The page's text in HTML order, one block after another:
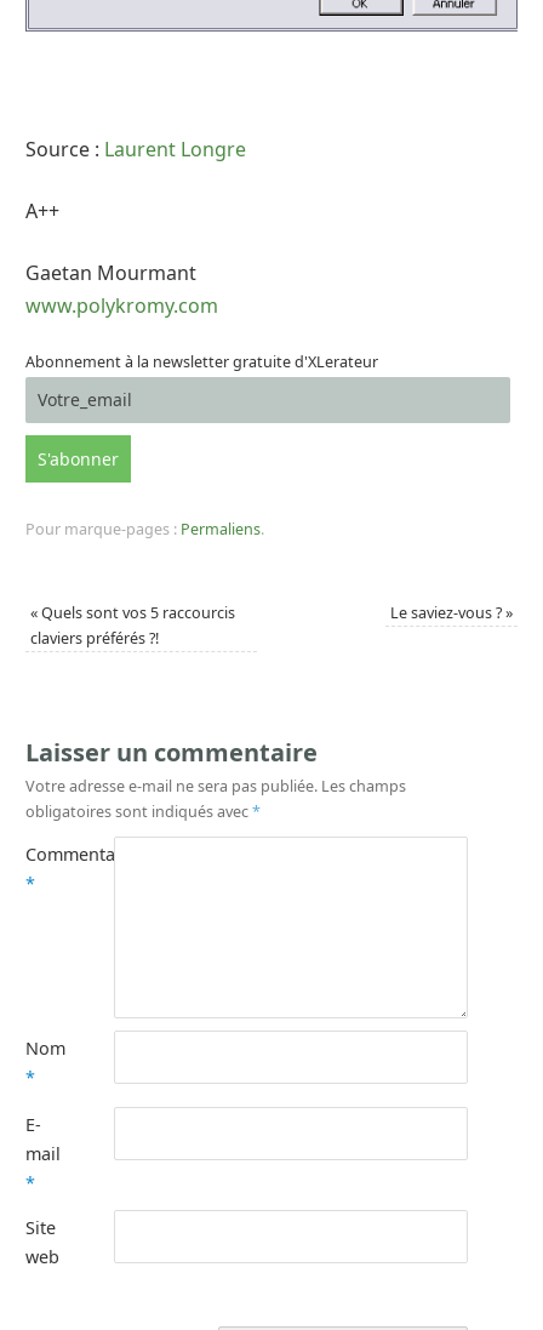
Source : Laurent Longre
A++
Gaetan Mourmant
www.polykromy.com
Abonnement à la newsletter gratuite d'XLerateur
Pour marque-pages : Permaliens.
«Quels sont vos 5 raccourcis
claviers préférés ?!
Le saviez-vous ?»
Laisser un commentaire
Votre adresse e-mail ne sera pas publiée. Les champs
obligatoires sont indiqués avec*
Commentaire
*
Nom
*
E-
mail
*
Site
web